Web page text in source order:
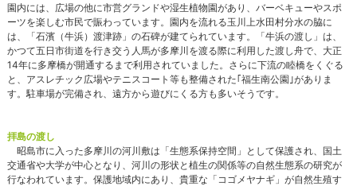
園内には、広場の他に市営グランドや湿生植物園があり、バーベキューやスポ
ーツを楽しむ市民で賑わっています。園内を流れる玉川上水田村分水の脇に
は、「石濱（牛浜）渡津跡」の石碑が建てられています。「牛浜の渡し」は、
かつて五日市街道を行き交う人馬が多摩川を渡る際に利用した渡し舟で、大正
14年に多摩橋が開通するまで利用されていました。さらに下流の睦橋をくぐる
と、アスレチック広場やテニスコート等も整備された｢福生南公園｣がありま
す。駐車場が完備され、遠方から遊びにくる方も多いそうです。
拝島の渡し
昭島市に入った多摩川の河川敷は「生態系保持空間」として保護され、国土
交通省や大学が中心となり、河川の形状と植生の関係等の自然生態系の研究が
行なわれています。保護地域内にあり、貴重な「コゴメヤナギ」が自然生殖す